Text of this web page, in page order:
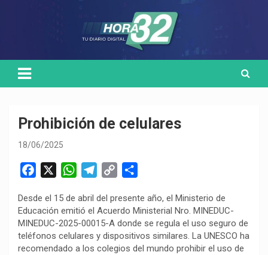
Prohibición de celulares
18/06/2025
c
e
b
o
W
a
t
s
A
l
e
g
r
p
y
L
i
m
p
a
r
Desde el 15 de abril del presente año, el Ministerio de
Educación emitió el Acuerdo Ministerial Nro. MINEDUC-
MINEDUC-2025-00015-A donde se regula el uso seguro de
teléfonos celulares y dispositivos similares. La UNESCO ha
recomendado a los colegios del mundo prohibir el uso de